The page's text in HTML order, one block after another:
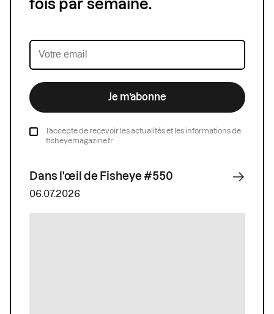
fois par semaine.
Je m’abonne
J’accepte de recevoir les actualités et les informations de
fisheyemagazine.fr
Dans l'œil de Fisheye #550
06.07.2026